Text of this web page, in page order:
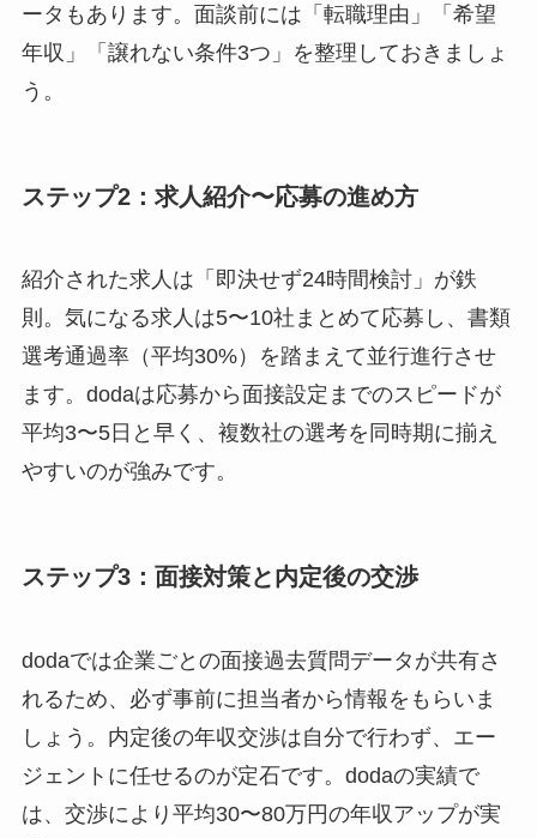
ータもあります。面談前には「転職理由」「希望
年収」「譲れない条件3つ」を整理しておきましょ
う。
ステップ2：求人紹介〜応募の進め方
紹介された求人は「即決せず24時間検討」が鉄
則。気になる求人は5〜10社まとめて応募し、書類
選考通過率（平均30%）を踏まえて並行進行させ
ます。dodaは応募から面接設定までのスピードが
平均3〜5日と早く、複数社の選考を同時期に揃え
やすいのが強みです。
ステップ3：面接対策と内定後の交渉
dodaでは企業ごとの面接過去質問データが共有さ
れるため、必ず事前に担当者から情報をもらいま
しょう。内定後の年収交渉は自分で行わず、エー
ジェントに任せるのが定石です。dodaの実績で
は、交渉により平均30〜80万円の年収アップが実